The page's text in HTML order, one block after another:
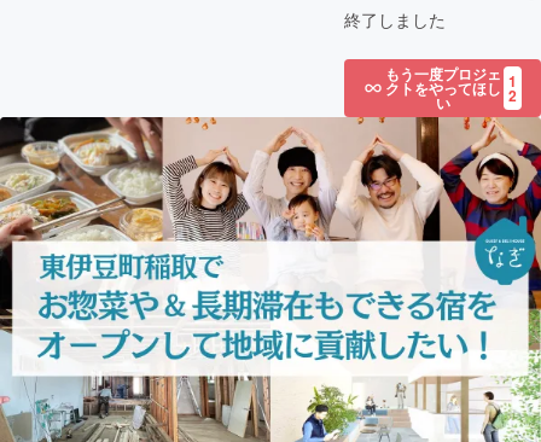
終了しました
もう一度プロジェ
クトをやってほし
い
1
2